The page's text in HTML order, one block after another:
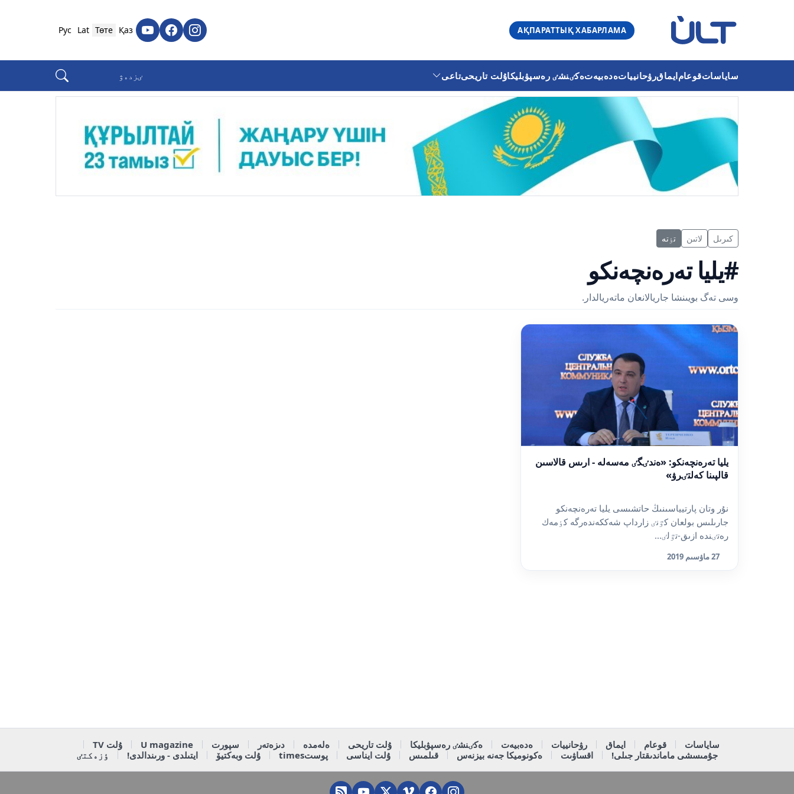
АҚПАРАТТЫҚ ХАБАРЛАМА
Қаз
Төте
Lat
Рус
ساياساتقوعامايماقرۋحانيياتەدەبيەتەكٸنشٸ رەسپۋبليكاۇلت تاريحىتاعى
كىرىل لاتىن تٶتە
#يليا تەرەنچەنكو
وسى تەگ بويىنشا جاريالانعان ماتەريالدار.
يليا تەرەنچەنكو: «ەندٸگٸ مەسەلە - ارىس قالاسىن
قالپىنا كەلتٸرۋ»
نۇر وتان پارتيياسىنىڭ حاتشىسى يليا تەرەنچەنكو
جارىلىس بولعان كٷنٸ زارداپ شەككەندەرگە كٶمەك
رەتٸندە ازىق-تٷلٸ...
27 ماۋسىم 2019
ساياسات قوعام ايماق رۋحانييات ەدەبيەت ەكٸنشٸ رەسپۋبليكا ۇلت تاريحى ەلەمدە دىزەتەر سپورت U magazine
ۇلت TV
جۇمىسشى ماماندىقتار جىلى!
اقساۋىت ەكونوميكا جەنە بيزنەس قىلمىس ۇلت ايناسى پوستtimes ۇلت وبەكتيۆ ايتىلدى - ورىندالدى! ٶزەكتٸ